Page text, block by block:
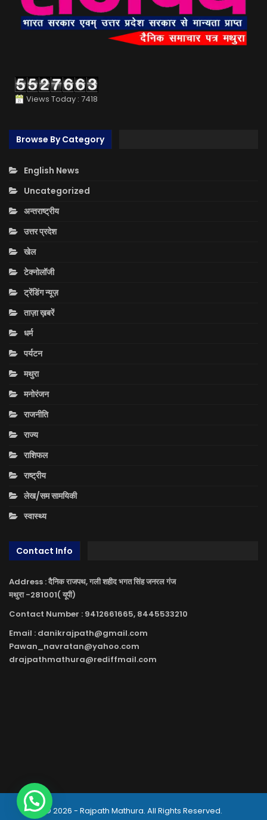
Views Today : 7418
Browse By Category
English News
Uncategorized
अन्तराष्ट्रीय
उत्तर प्रदेश
खेल
टेक्नोलॉजी
ट्रेंडिंग न्यूज़
ताज़ा ख़बरें
धर्म
पर्यटन
मथुरा
मनोरंजन
राजनीति
राज्य
राशिफल
राष्ट्रीय
लेख/सम सामयिकी
स्वास्थ्य
Contact Info
Address : दैनिक राजपथ, गली शहीद भगत सिंह जनरल गंज
मथुरा -281001( यूपी)
Contact Number : 9412661665, 8445533210
Email : danikrajpath@gmail.com
Pawan_navratan@yahoo.com
drajpathmathura@rediffmail.com
© 2026 - Rajpath Mathura. All Rights Reserved.